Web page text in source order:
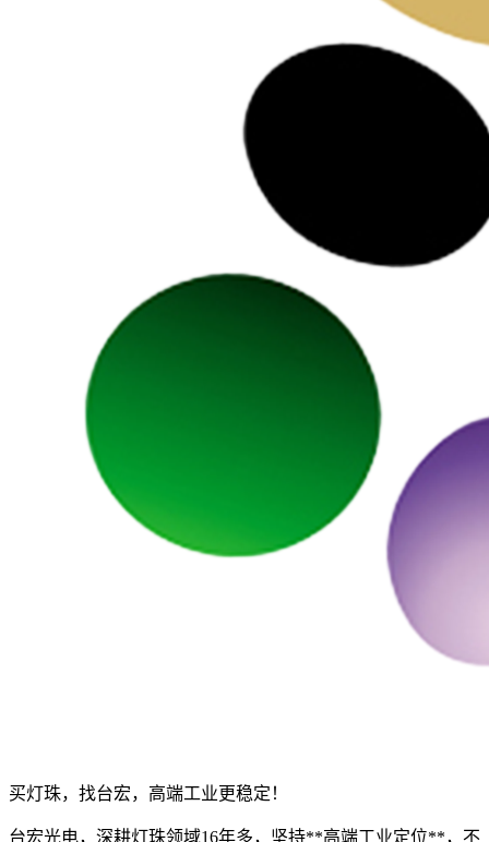
买灯珠，找台宏，高端工业更稳定！
台宏光电，深耕灯珠领域16年多，坚持**高端工业定位**，不